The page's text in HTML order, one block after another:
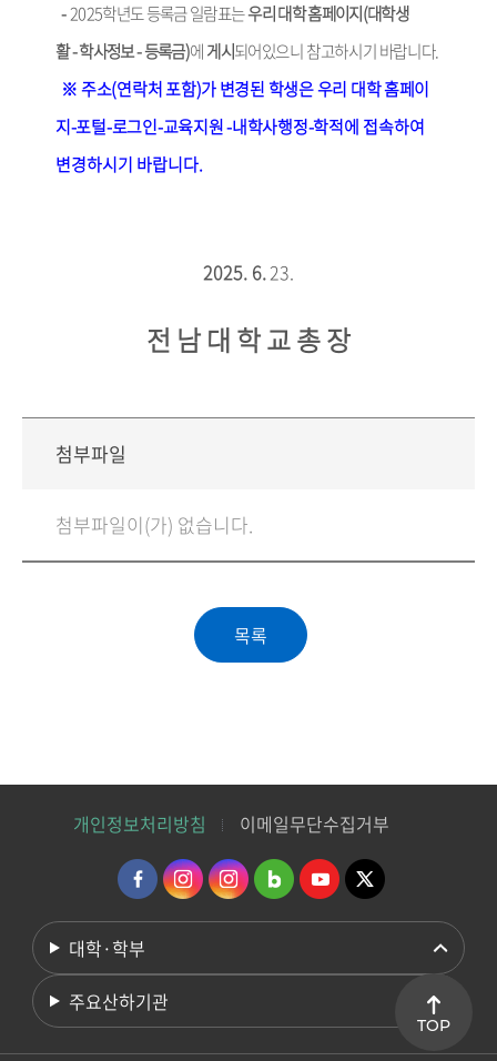
-2025학년도 등록금 일람표는우리 대학 홈페이지(대학생
활-학사정보-등록금)에게시되어있으니 참고하시기 바랍니다.
※주소(연락처 포함)가 변경된 학생은 우리 대학 홈페이
지-포털-로그인-교육지원-내학사행정-학적에 접속하여
변경하시기 바랍니다.
2025. 6.23.
전 남 대 학 교 총 장
첨부파일
첨부파일이(가) 없습니다.
개인정보처리방침 이메일무단수집거부
대학·학부
주요산하기관
TOP